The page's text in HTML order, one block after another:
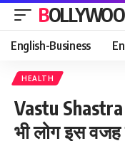
English-Business
HEALTH
Vastu Shastra
भी लोग इस